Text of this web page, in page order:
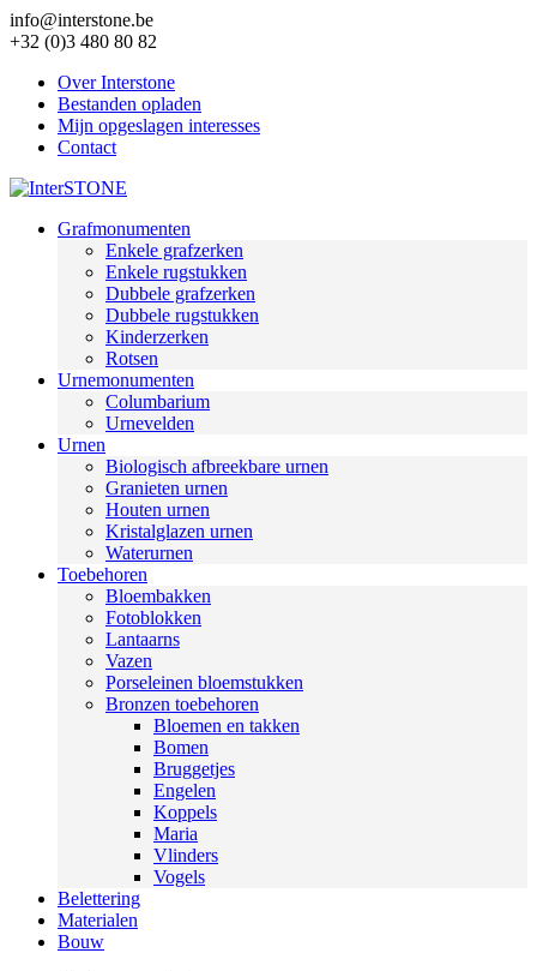
info@interstone.be
+32 (0)3 480 80 82
Over Interstone
Bestanden opladen
Mijn opgeslagen interesses
Contact
Grafmonumenten
Enkele grafzerken
Enkele rugstukken
Dubbele grafzerken
Dubbele rugstukken
Kinderzerken
Rotsen
Urnemonumenten
Columbarium
Urnevelden
Urnen
Biologisch afbreekbare urnen
Granieten urnen
Houten urnen
Kristalglazen urnen
Waterurnen
Toebehoren
Bloembakken
Fotoblokken
Lantaarns
Vazen
Porseleinen bloemstukken
Bronzen toebehoren
Bloemen en takken
Bomen
Bruggetjes
Engelen
Koppels
Maria
Vlinders
Vogels
Belettering
Materialen
Bouw